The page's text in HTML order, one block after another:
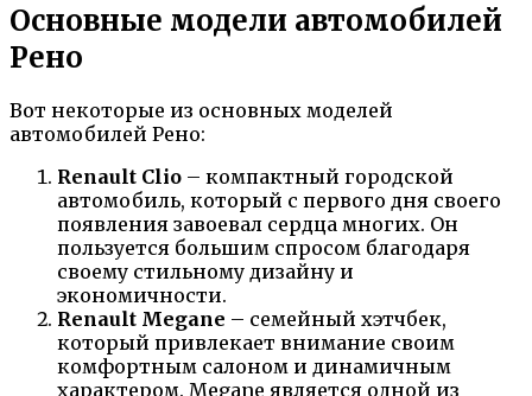
Основные модели автомобилей
Рено
Вот некоторые из основных моделей
автомобилей Рено:
Renault Clio – компактный городской
автомобиль, который с первого дня своего
появления завоевал сердца многих. Он
пользуется большим спросом благодаря
своему стильному дизайну и
экономичности.
Renault Megane – семейный хэтчбек,
который привлекает внимание своим
комфортным салоном и динамичным
характером. Megane является одной из